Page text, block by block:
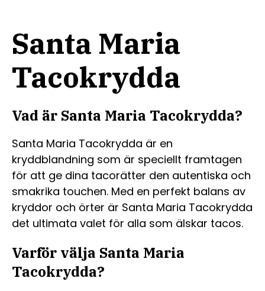
Santa Maria
Tacokrydda
Vad är Santa Maria Tacokrydda?
Santa Maria Tacokrydda är en
kryddblandning som är speciellt framtagen
för att ge dina tacorätter den autentiska och
smakrika touchen. Med en perfekt balans av
kryddor och örter är Santa Maria Tacokrydda
det ultimata valet för alla som älskar tacos.
Varför välja Santa Maria
Tacokrydda?